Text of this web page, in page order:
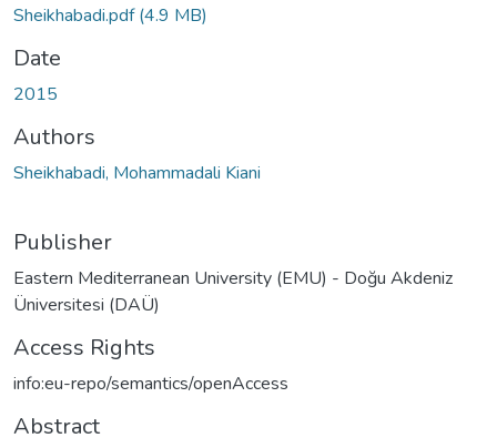
Sheikhabadi.pdf(4.9 MB)
Date
2015
Authors
Sheikhabadi, Mohammadali Kiani
Publisher
Eastern Mediterranean University (EMU) - Doğu Akdeniz
Üniversitesi (DAÜ)
Access Rights
info:eu-repo/semantics/openAccess
Abstract